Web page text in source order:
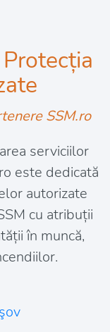
SSM.ro
serviciilor
este dedicată
autorizate
cu atribuții
în muncă,